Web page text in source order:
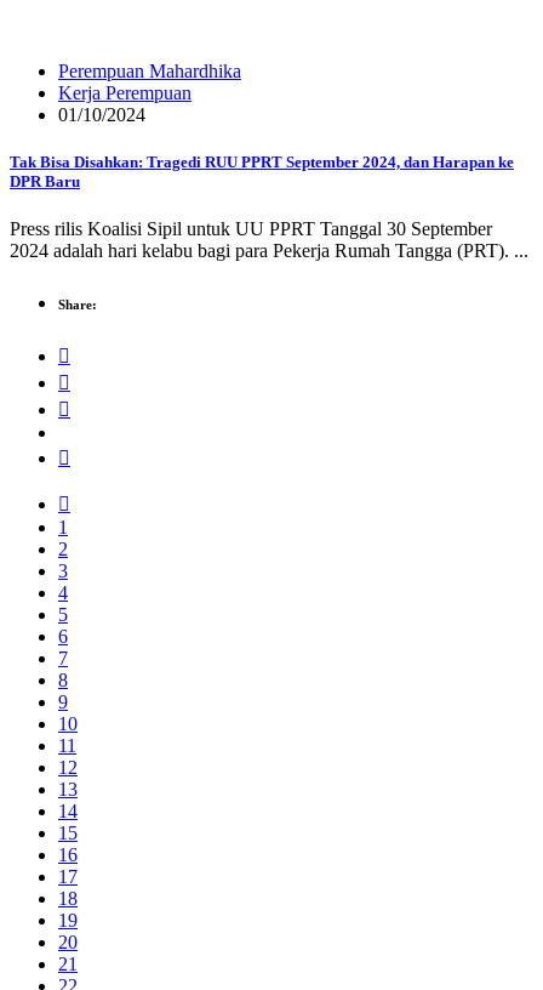
Perempuan Mahardhika
Kerja Perempuan
01/10/2024
Tak Bisa Disahkan: Tragedi RUU PPRT September 2024, dan Harapan ke
DPR Baru
Press rilis Koalisi Sipil untuk UU PPRT Tanggal 30 September
2024 adalah hari kelabu bagi para Pekerja Rumah Tangga (PRT). ...
Share:
1
2
3
4
5
6
7
8
9
10
11
12
13
14
15
16
17
18
19
20
21